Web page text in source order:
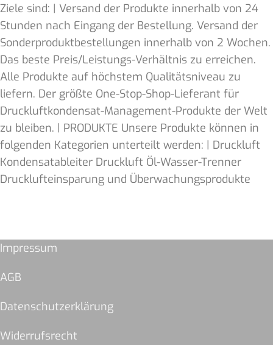
Ziele sind: | Versand der Produkte innerhalb von 24
Stunden nach Eingang der Bestellung. Versand der
Sonderproduktbestellungen innerhalb von 2 Wochen.
Das beste Preis/Leistungs-Verhältnis zu erreichen.
Alle Produkte auf höchstem Qualitätsniveau zu
liefern. Der größte One-Stop-Shop-Lieferant für
Druckluftkondensat-Management-Produkte der Welt
zu bleiben. | PRODUKTE Unsere Produkte können in
folgenden Kategorien unterteilt werden: | Druckluft
Kondensatableiter Druckluft Öl-Wasser-Trenner
Drucklufteinsparung und Überwachungsprodukte
Impressum
AGB
Datenschutzerklärung
Widerrufsrecht